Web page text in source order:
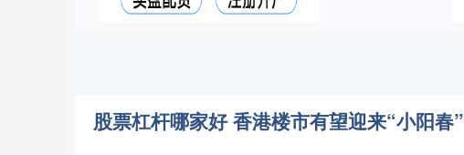
股票杠杆哪家好 香港楼市有望迎来“小阳春”